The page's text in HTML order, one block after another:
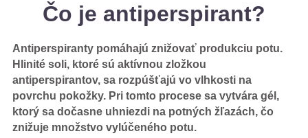
Čo je antiperspirant?
Antiperspiranty pomáhajú znižovať produkciu potu.
Hlinité soli, ktoré sú aktívnou zložkou
antiperspirantov, sa rozpúšťajú vo vlhkosti na
povrchu pokožky. Pri tomto procese sa vytvára gél,
ktorý sa dočasne uhniezdi na potných žľazách, čo
znižuje množstvo vylúčeného potu.